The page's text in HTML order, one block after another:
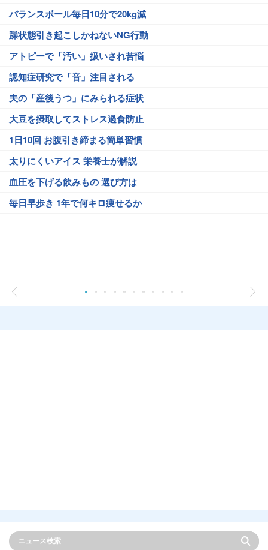
バランスボール毎日10分で20kg減
躁状態引き起こしかねないNG行動
アトピーで「汚い」扱いされ苦悩
認知症研究で「音」注目される
夫の「産後うつ」にみられる症状
大豆を摂取してストレス過食防止
1日10回 お腹引き締まる簡単習慣
太りにくいアイス 栄養士が解説
血圧を下げる飲みもの 選び方は
毎日早歩き 1年で何キロ痩せるか